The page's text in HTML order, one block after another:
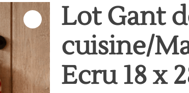
Lot Gant
cuisine/
Ecru 18 x